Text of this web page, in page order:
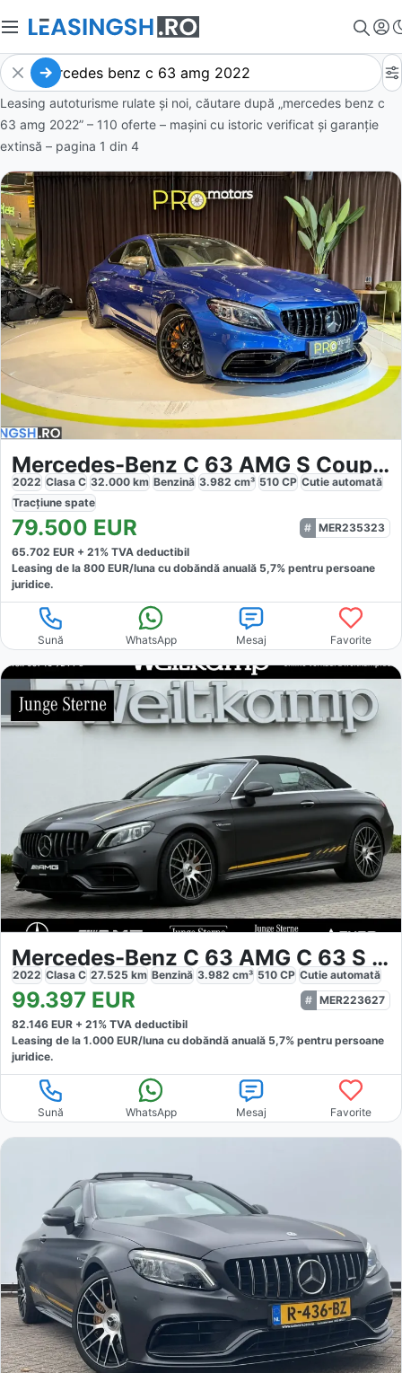
Leasing autoturisme rulate și noi, căutare după „mercedes benz c
63 amg 2022” – 110 oferte – mașini cu istoric verificat și garanție
extinsă – pagina 1 din 4
Mercedes-Benz C 63 AMG S Coupe AMG
2022 Clasa C 32.000 km Benzină 3.982 cm³ 510 CP Cutie automată
Tracțiune spate
79.500 EUR
MER235323
65.702 EUR + 21% TVA deductibil
Leasing de la 800 EUR/luna cu dobăndă anuală 5,7% pentru persoane
juridice.
Sună WhatsApp Mesaj Favorite
Mercedes-Benz C 63 AMG C 63 S Cabriolet FINAL EDITION
2022 Clasa C 27.525 km Benzină 3.982 cm³ 510 CP Cutie automată
99.397 EUR
MER223627
82.146 EUR + 21% TVA deductibil
Leasing de la 1.000 EUR/luna cu dobăndă anuală 5,7% pentru persoane
juridice.
Sună WhatsApp Mesaj Favorite